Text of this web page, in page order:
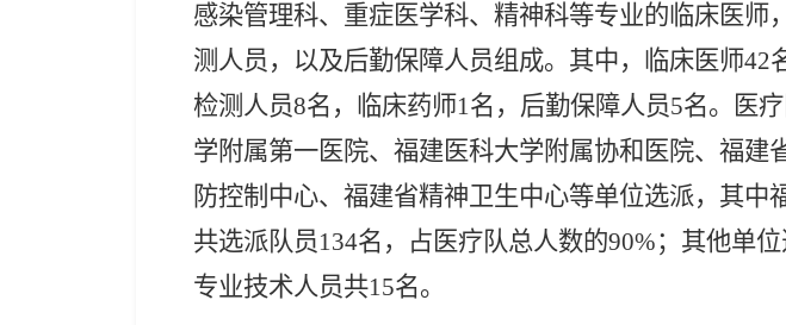
感染管理科、重症医学科、精神科等专业的临床医师
测人员，以及后勤保障人员组成。其中，临床医师42
检测人员8名，临床药师1名，后勤保障人员5名。医
学附属第一医院、福建医科大学附属协和医院、福建
防控制中心、福建省精神卫生中心等单位选派，其中
共选派队员134名，占医疗队总人数的90%；其他单
专业技术人员共15名。